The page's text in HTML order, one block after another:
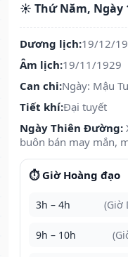
☀️ Thứ Năm, Ngày
Dương lịch:19/12/
Âm lịch:19/11/1929
Can chi:Ngày: Mậu
Tiết khí:Đại tuyết
Ngày Thiên Đường:
buôn bán may mắn,
⏱️ Giờ Hoàng đạo
3h – 4h (Giờ
9h – 10h